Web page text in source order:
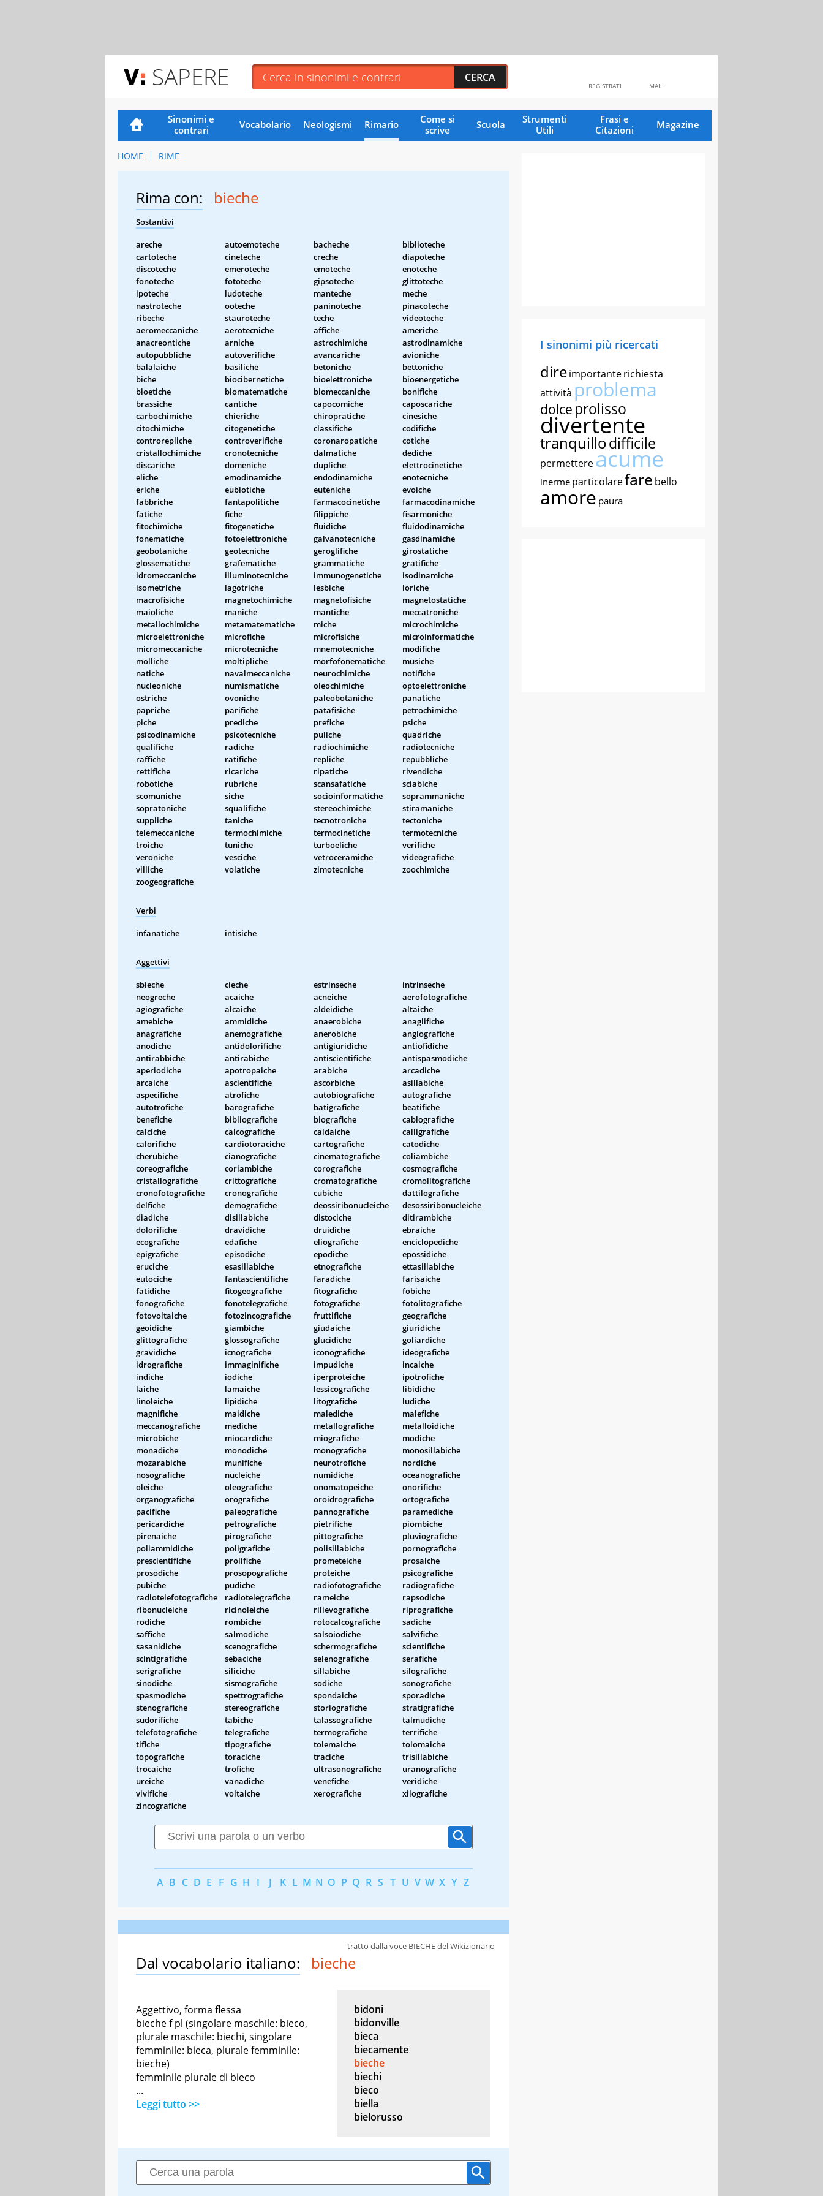
SAPERE MAIL
REGISTRATI
Sinonimi e
contrari
Vocabolario Neologismi Rimario
Come si
scrive
Scuola
Strumenti
Utili
Frasi e
Citazioni
Magazine
HOME RIME
Rima con: bieche
Sostantivi
areche autoemoteche bacheche
biblioteche
cartoteche
cineteche creche
diapoteche
discoteche
emeroteche emoteche
enoteche
fonoteche
fototeche gipsoteche
glittoteche
ipoteche
ludoteche manteche
meche
nastroteche
ooteche paninoteche
pinacoteche
ribeche
stauroteche teche
videoteche
aeromeccaniche
aerotecniche affiche
americhe
anacreontiche
arniche astrochimiche
astrodinamiche
autopubbliche
autoverifiche avancariche
avioniche
balalaiche
basiliche betoniche
bettoniche
biche
biocibernetiche bioelettroniche
bioenergetiche
bioetiche
biomatematiche biomeccaniche
bonifiche
brassiche
cantiche capocomiche
caposcariche
carbochimiche
chieriche chiropratiche
cinesiche
citochimiche
citogenetiche classifiche
codifiche
controrepliche
controverifiche coronaropatiche
cotiche
cristallochimiche
cronotecniche dalmatiche
dediche
discariche
domeniche dupliche
elettrocinetiche
eliche
emodinamiche endodinamiche
enotecniche
eriche
eubiotiche euteniche
evoiche
fabbriche
fantapolitiche farmacocinetiche
farmacodinamiche
fatiche
fiche filippiche
fisarmoniche
fitochimiche
fitogenetiche fluidiche
fluidodinamiche
fonematiche
fotoelettroniche galvanotecniche
gasdinamiche
geobotaniche
geotecniche geroglifiche
girostatiche
glossematiche
grafematiche grammatiche
gratifiche
idromeccaniche
illuminotecniche immunogenetiche
isodinamiche
isometriche
lagotriche lesbiche
loriche
macrofisiche
magnetochimiche magnetofisiche
magnetostatiche
maioliche
maniche mantiche
meccatroniche
metallochimiche
metamatematiche miche
microchimiche
microelettroniche
microfiche microfisiche
microinformatiche
micromeccaniche
microtecniche mnemotecniche
modifiche
molliche
moltipliche morfofonematiche
musiche
natiche
navalmeccaniche neurochimiche
notifiche
nucleoniche
numismatiche oleochimiche
optoelettroniche
ostriche
ovoniche paleobotaniche
panatiche
papriche
parifiche patafisiche
petrochimiche
piche
prediche prefiche
psiche
psicodinamiche
psicotecniche puliche
quadriche
qualifiche
radiche radiochimiche
radiotecniche
raffiche
ratifiche repliche
repubbliche
rettifiche
ricariche ripatiche
rivendiche
robotiche
rubriche scansafatiche
sciabiche
scomuniche
siche socioinformatiche
soprammaniche
sopratoniche
squalifiche stereochimiche
stiramaniche
suppliche
taniche tecnotroniche
tectoniche
telemeccaniche
termochimiche termocinetiche
termotecniche
troiche
tuniche turboeliche
verifiche
veroniche
vesciche vetroceramiche
videografiche
villiche
volatiche zimotecniche
zoochimiche
zoogeografiche
Verbi
infanatiche intisiche
Aggettivi
sbieche cieche estrinseche
intrinseche
neogreche
acaiche acneiche
aerofotografiche
agiografiche
alcaiche aldeidiche
altaiche
amebiche
ammidiche anaerobiche
anaglifiche
anagrafiche
anemografiche anerobiche
angiografiche
anodiche
antidolorifiche antigiuridiche
antiofidiche
antirabbiche
antirabiche antiscientifiche
antispasmodiche
aperiodiche
apotropaiche arabiche
arcadiche
arcaiche
ascientifiche ascorbiche
asillabiche
aspecifiche
atrofiche autobiografiche
autografiche
autotrofiche
barografiche batigrafiche
beatifiche
benefiche
bibliografiche biografiche
cablografiche
calciche
calcografiche caldaiche
calligrafiche
calorifiche
cardiotoraciche cartografiche
catodiche
cherubiche
cianografiche cinematografiche
coliambiche
coreografiche
coriambiche corografiche
cosmografiche
cristallografiche
crittografiche cromatografiche
cromolitografiche
cronofotografiche
cronografiche cubiche
dattilografiche
delfiche
demografiche deossiribonucleiche
desossiribonucleiche
diadiche
disillabiche distociche
ditirambiche
dolorifiche
dravidiche druidiche
ebraiche
ecografiche
edafiche eliografiche
enciclopediche
epigrafiche
episodiche epodiche
epossidiche
eruciche
esasillabiche etnografiche
ettasillabiche
eutociche
fantascientifiche faradiche
farisaiche
fatidiche
fitogeografiche fitografiche
fobiche
fonografiche
fonotelegrafiche fotografiche
fotolitografiche
fotovoltaiche
fotozincografiche fruttifiche
geografiche
geoidiche
giambiche giudaiche
giuridiche
glittografiche
glossografiche glucidiche
goliardiche
gravidiche
icnografiche iconografiche
ideografiche
idrografiche
immaginifiche impudiche
incaiche
indiche
iodiche iperproteiche
ipotrofiche
laiche
lamaiche lessicografiche
libidiche
linoleiche
lipidiche litografiche
ludiche
magnifiche
maidiche malediche
malefiche
meccanografiche
mediche metallografiche
metalloidiche
microbiche
miocardiche miografiche
modiche
monadiche
monodiche monografiche
monosillabiche
mozarabiche
munifiche neurotrofiche
nordiche
nosografiche
nucleiche numidiche
oceanografiche
oleiche
oleografiche onomatopeiche
onorifiche
organografiche
orografiche oroidrografiche
ortografiche
pacifiche
paleografiche pannografiche
paramediche
pericardiche
petrografiche pietrifiche
piombiche
pirenaiche
pirografiche pittografiche
pluviografiche
poliammidiche
poligrafiche polisillabiche
pornografiche
prescientifiche
prolifiche prometeiche
prosaiche
prosodiche
prosopografiche proteiche
psicografiche
pubiche
pudiche radiofotografiche
radiografiche
radiotelefotografiche
radiotelegrafiche rameiche
rapsodiche
ribonucleiche
ricinoleiche rilievografiche
riprografiche
rodiche
rombiche rotocalcografiche
sadiche
saffiche
salmodiche salsoiodiche
salvifiche
sasanidiche
scenografiche schermografiche
scientifiche
scintigrafiche
sebaciche selenografiche
serafiche
serigrafiche
siliciche sillabiche
silografiche
sinodiche
sismografiche sodiche
sonografiche
spasmodiche
spettrografiche spondaiche
sporadiche
stenografiche
stereografiche storiografiche
stratigrafiche
sudorifiche
tabiche talassografiche
talmudiche
telefotografiche
telegrafiche termografiche
terrifiche
tifiche
tipografiche tolemaiche
tolomaiche
topografiche
toraciche traciche
trisillabiche
trocaiche
trofiche ultrasonografiche
uranografiche
ureiche
vanadiche venefiche
veridiche
vivifiche
voltaiche xerografiche
xilografiche
zincografiche
A B C D E F G H I J K L M N O P Q R S T U V W X Y Z
Dal vocabolario italiano: bieche
tratto dalla voce BIECHE del Wikizionario
Aggettivo, forma flessa
bieche f pl (singolare maschile: bieco,
plurale maschile: biechi, singolare
femminile: bieca, plurale femminile:
bieche)
femminile plurale di bieco
...
Leggi tutto >>
bidoni
bidonville
bieca
biecamente
bieche
biechi
bieco
biella
bielorusso
I sinonimi più ricercati
direimportanterichiesta
attività problema
dolce prolisso
divertente
tranquillodifficile
permettereacume
inerme particolarefare bello
amore paura